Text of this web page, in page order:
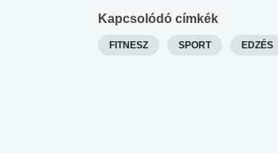
Kapcsolódó címkék
FITNESZ SPORT EDZÉS